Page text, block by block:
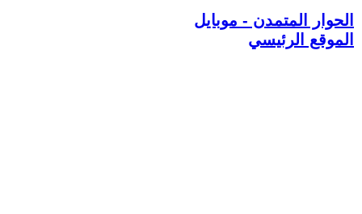
الحوار المتمدن - موبايل
الموقع الرئيسي